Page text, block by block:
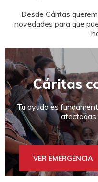
Desde Cáritas
novedades para que
Cáritas
Tu ayuda es
afectadas
VER EMERGENCIA